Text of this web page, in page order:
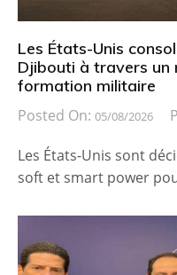
Les États-Unis
Djibouti à travers un
formation militaire
Posted On: 05/08/2026
Les États-Unis sont
soft et smart power